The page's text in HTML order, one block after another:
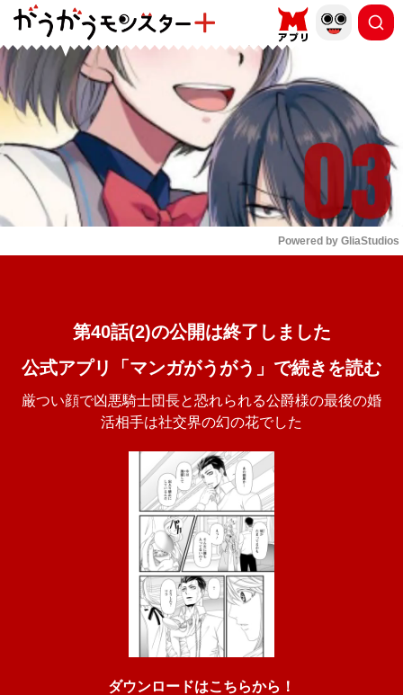
もっと読む
Powered by GliaStudios
第40話(2)の公開は終了しました
公式アプリ「マンガがうがう」で続きを読む
厳つい顔で凶悪騎士団長と恐れられる公爵様の最後の婚
活相手は社交界の幻の花でした
ダウンロードはこちらから！